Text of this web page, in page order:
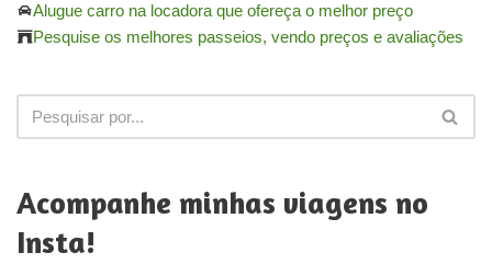
Alugue carro na locadora que ofereça o melhor preço
Pesquise os melhores passeios, vendo preços e avaliações
Acompanhe minhas viagens no
Insta!